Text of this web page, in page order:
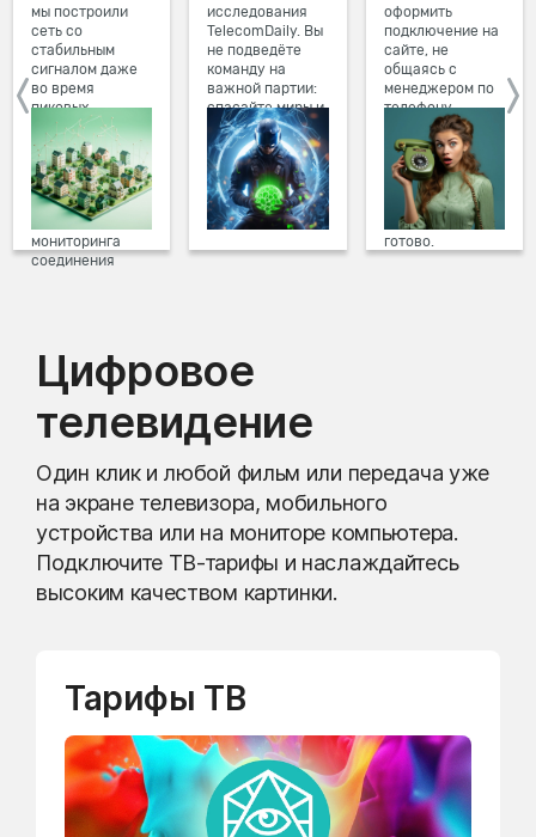
мы построили
сеть со
стабильным
сигналом даже
во время
пиковых
нагрузок в
вечернее время.
Мы постоянно
обновляем наше
оборудование в
домах, а система
мониторинга
соединения
исследования
TelecomDaily. Вы
не подведёте
команду на
важной партии:
спасайте миры и
побеждайте с
друзьями в
онлайн-играх.
оформить
подключение на
сайте, не
общаясь с
менеджером по
телефону.
Просто в три
клика заполните
форму заявки на
сайте, выберите
дату и время
подключения,
готово.
Цифровое
телевидение
Один клик и любой фильм или передача уже
на экране телевизора, мобильного
устройства или на мониторе компьютера.
Подключите ТВ-тарифы и наслаждайтесь
высоким качеством картинки.
Тарифы ТВ